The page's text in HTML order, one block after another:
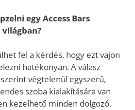
egy Access Bars
világban?
fel a kérdés, hogy ezt vajon
hatékonyan. A válasz
végtelenül egyszerű,
szoba kialakítására van
kezelhető minden dolgozó.